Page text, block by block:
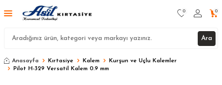
Ara
0 0
Anasayfa Kırtasiye Kalem
Kurşun ve Uçlu Kalemler
Pilot H-329 Versatil Kalem 0.9 mm